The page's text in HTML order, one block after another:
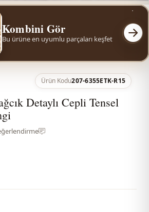
Kombini Gör
Bu ürüne en uyumlu parçaları keşfet
Ürün Kodu207-6355ETK-R15
Detaylı Cepli Tensel